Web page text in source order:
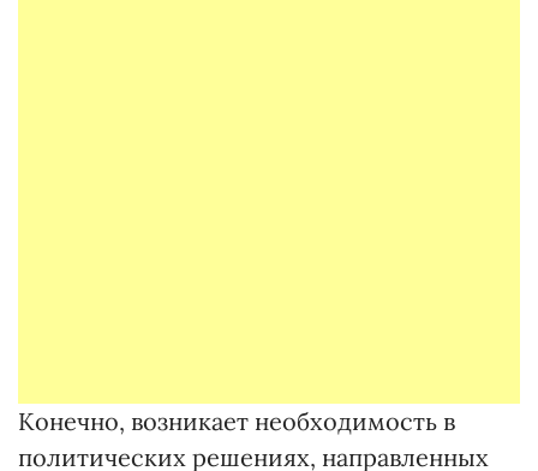
Конечно, возникает необходимость в
политических решениях, направленных